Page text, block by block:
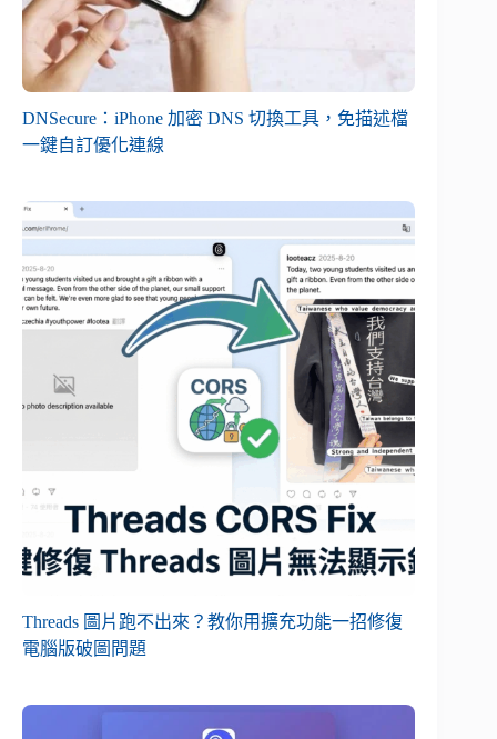
DNSecure：iPhone 加密 DNS 切換工具，免描述檔
一鍵自訂優化連線
Threads 圖片跑不出來？教你用擴充功能一招修復
電腦版破圖問題